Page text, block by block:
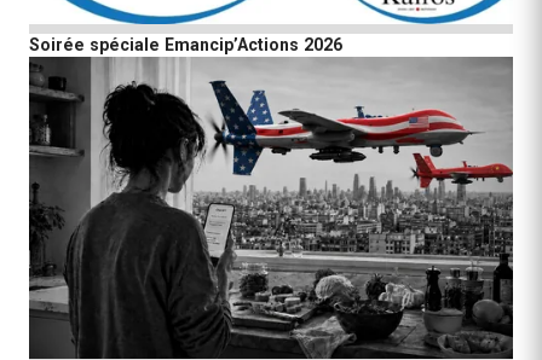
Soirée spéciale Emancip’Actions 2026